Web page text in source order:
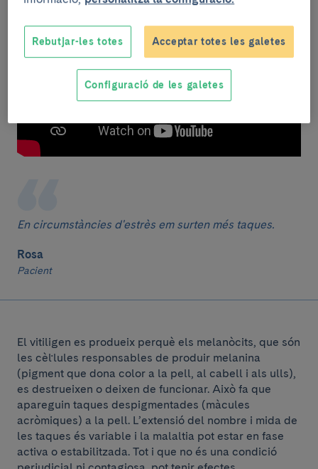
En circumstàncies d'estrès em surten més taques.
Rosa
Pacient
El vitiligen es produeix perquè els melanòcits, que són
les cèl·lules responsables de produir melanina
(pigment que dona color a la pell, al cabell i als ulls),
es destrueixen o deixen de funcionar. Això fa que
apareguin taques despigmentades (màcules
acròmiques) a la pell. L’extensió del nombre i mida de
les taques és variable i la malaltia pot estar en fase
activa o estabilitzada. Tot i que no és una condició
Rebutjar-les totes Acceptar totes les galetes
Configuració de les galetes